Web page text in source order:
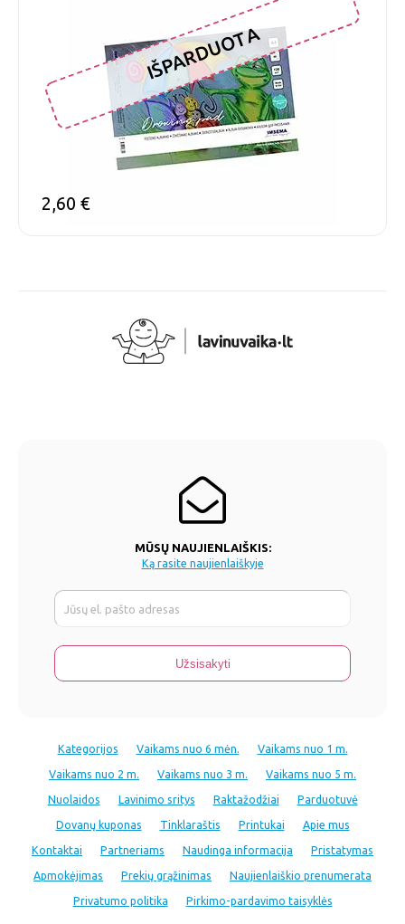
2,60 €
IŠPARDUOTA
MŪSŲ NAUJIENLAIŠKIS:
Ką rasite naujienlaiškyje
Kategorijos Vaikams nuo 6 mėn.
Vaikams nuo 1 m.
Vaikams nuo 2 m.
Vaikams nuo 3 m.
Vaikams nuo 5 m.
Nuolaidos
Lavinimo sritys Raktažodžiai
Parduotuvė
Dovanų kuponas
Tinklaraštis Printukai
Apie mus
Kontaktai
Partneriams Naudinga informacija
Pristatymas
Apmokėjimas
Prekių grąžinimas
Naujienlaiškio prenumerata
Privatumo politika
Pirkimo-pardavimo taisyklės